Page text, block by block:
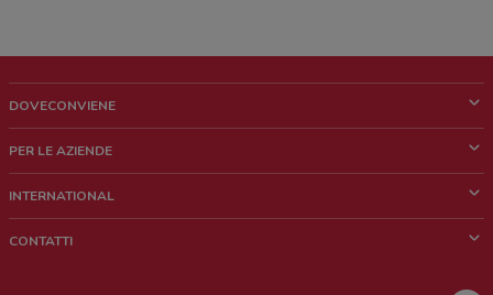
DOVECONVIENE
Chi siamo
Lavora con noi
PER LE AZIENDE
Richieste commerciali e marketing
INTERNATIONAL
CONTATTI